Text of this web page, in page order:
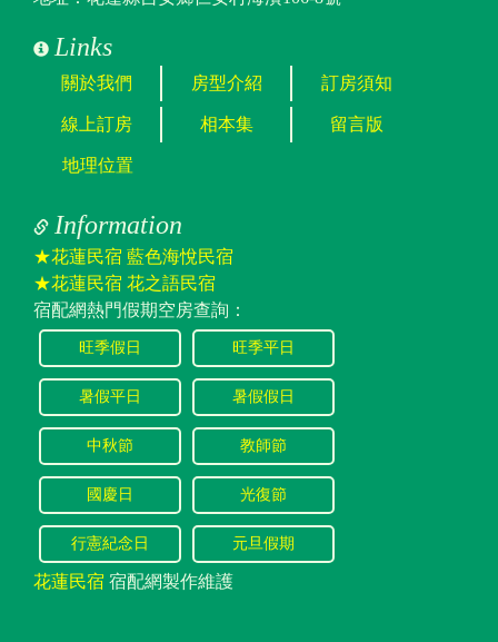
Links
關於我們 房型介紹 訂房須知
線上訂房 相本集 留言版
地理位置
Information
★花蓮民宿 藍色海悅民宿
★花蓮民宿 花之語民宿
宿配網熱門假期空房查詢：
旺季假日 旺季平日
暑假平日 暑假假日
中秋節 教師節
國慶日 光復節
行憲紀念日 元旦假期
花蓮民宿 宿配網製作維護